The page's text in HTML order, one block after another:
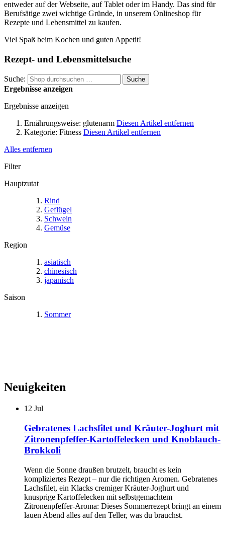
entweder auf der Webseite, auf Tablet oder im Handy. Das sind für
Berufsätige zwei wichtige Gründe, in unserem Onlineshop für
Rezepte und Lebensmittel zu kaufen.
Viel Spaß beim Kochen und guten Appetit!
Rezept- und Lebensmittelsuche
Suche: Suche
Ergebnisse anzeigen
Ergebnisse anzeigen
Ernährungsweise: glutenarm Diesen Artikel entfernen
Kategorie: Fitness Diesen Artikel entfernen
Alles entfernen
Filter
Hauptzutat
Rind
Geflügel
Schwein
Gemüse
Region
asiatisch
chinesisch
japanisch
Saison
Sommer
Neuigkeiten
12 Jul
Gebratenes Lachsfilet und Kräuter-Joghurt mit
Zitronenpfeffer-Kartoffelecken und Knoblauch-
Brokkoli
Wenn die Sonne draußen brutzelt, braucht es kein
kompliziertes Rezept – nur die richtigen Aromen. Gebratenes
Lachsfilet, ein Klacks cremiger Kräuter-Joghurt und
knusprige Kartoffelecken mit selbstgemachtem
Zitronenpfeffer-Aroma: Dieses Sommerrezept bringt an einem
lauen Abend alles auf den Teller, was du brauchst.